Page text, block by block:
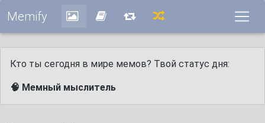
Memify
Кто ты сегодня в мире мемов? Твой статус дня:
🧠 Мемный мыслитель